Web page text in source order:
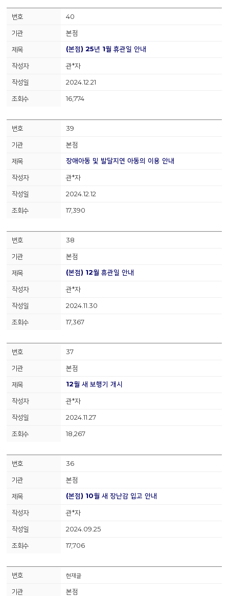
40
본점
(본점) 25년 1월 휴관일 안내
관*자
2024.12.21
16,774
39
본점
장애아동 및 발달지연 아동의 이용 안내
관*자
2024.12.12
17,390
38
본점
(본점) 12월 휴관일 안내
관*자
2024.11.30
17,367
37
본점
12월 새 보행기 개시
관*자
2024.11.27
18,267
36
본점
(본점) 10월 새 장난감 입고 안내
관*자
2024.09.25
17,706
현재글
본점